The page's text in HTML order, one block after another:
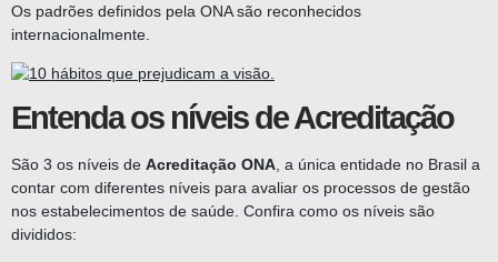
Os padrões definidos pela ONA são reconhecidos
internacionalmente.
Entenda os níveis de Acreditação
São 3 os níveis de Acreditação ONA, a única entidade no Brasil a
contar com diferentes níveis para avaliar os processos de gestão
nos estabelecimentos de saúde. Confira como os níveis são
divididos: